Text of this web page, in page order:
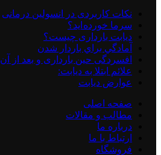
نكات كاربردی در انسولين درمانی
سرما خورده اید؟
دیابت بارداری چیست؟
آمادگي براي باردار شدن
افسردگی حین بارداری و بعد از آن
علائم ابتلا به دیابت:
عوارض ديابت
صفحه اصلی
مطالب و مقالات
درباره ما
ارتباط با ما
فروشگاه